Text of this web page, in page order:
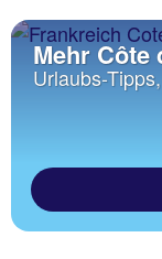
Mehr
Urlaubs-